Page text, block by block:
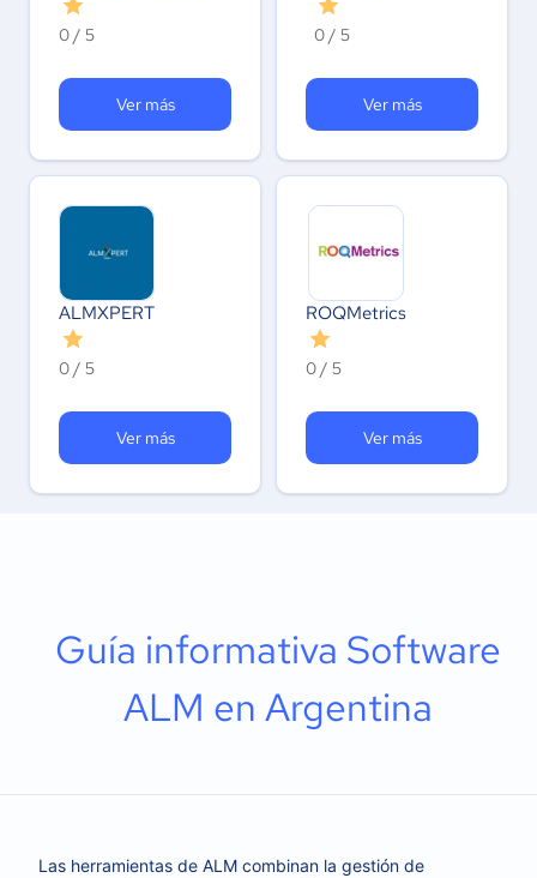
0 / 5
Ver más
0 / 5
Ver más
ALMXPERT
0 / 5
Ver más
ROQMetrics
0 / 5
Ver más
Guía informativa Software
ALM en Argentina
Las herramientas de ALM combinan la gestión de